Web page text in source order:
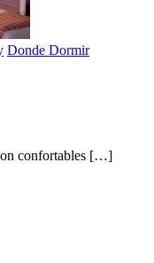
Donde Dormir
confortables […]